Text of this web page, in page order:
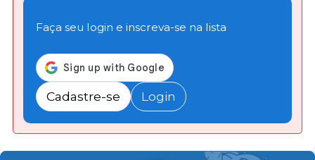
Faça seu login e inscreva-se na lista
Cadastre-se Login